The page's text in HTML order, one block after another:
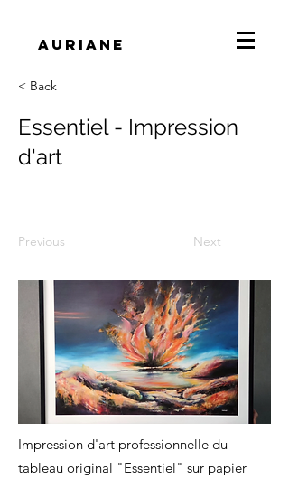
Auriane
< Back
Essentiel - Impression
d'art
Previous Next
Impression d'art professionnelle du
tableau original "Essentiel" sur papier